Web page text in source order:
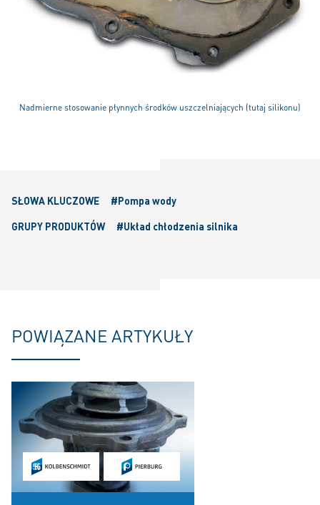
Nadmierne stosowanie płynnych środków uszczelniających (tutaj silikonu)
SŁOWA KLUCZOWE
#Pompa wody
GRUPY PRODUKTÓW
#Układ chłodzenia silnika
POWIĄZANE ARTYKUŁY